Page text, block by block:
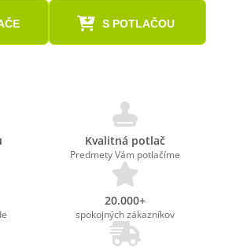
S POTLAČOU
Kvalitná potlač
Predmety Vám potlačíme
20.000+
spokojných zákazníkov